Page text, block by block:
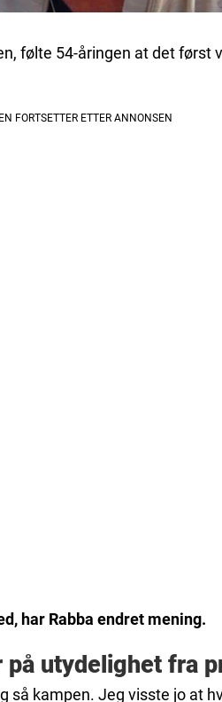
følte 54-åringen at det først
har Rabba endret mening.
på utydelighet fra
så kampen. Jeg visste jo at